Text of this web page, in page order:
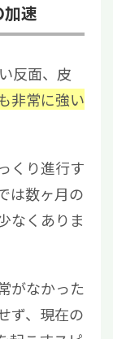
速
反面、皮
非常に強い
くり進行す
は数ヶ月の
なくありま
がなかった
ず、現在の